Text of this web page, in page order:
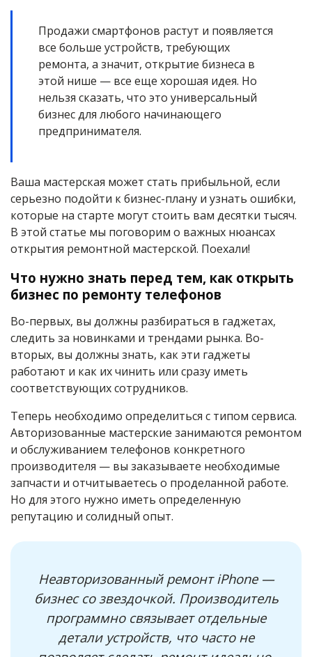
Продажи смартфонов растут и появляется
все больше устройств, требующих
ремонта, а значит, открытие бизнеса в
этой нише — все еще хорошая идея. Но
нельзя сказать, что это универсальный
бизнес для любого начинающего
предпринимателя.
Ваша мастерская может стать прибыльной, если
серьезно подойти к бизнес-плану и узнать ошибки,
которые на старте могут стоить вам десятки тысяч.
В этой статье мы поговорим о важных нюансах
открытия ремонтной мастерской. Поехали!
Что нужно знать перед тем, как открыть
бизнес по ремонту телефонов
Во-первых, вы должны разбираться в гаджетах,
следить за новинками и трендами рынка. Во-
вторых, вы должны знать, как эти гаджеты
работают и как их чинить или сразу иметь
соответствующих сотрудников.
Теперь необходимо определиться с типом сервиса.
Авторизованные мастерские занимаются ремонтом
и обслуживанием телефонов конкретного
производителя — вы заказываете необходимые
запчасти и отчитываетесь о проделанной работе.
Но для этого нужно иметь определенную
репутацию и солидный опыт.
Неавторизованный ремонт iPhone —
бизнес со звездочкой. Производитель
программно связывает отдельные
детали устройств, что часто не